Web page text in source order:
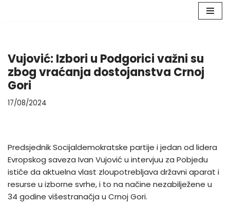
content
Vujović: Izbori u Podgorici važni su
zbog vraćanja dostojanstva Crnoj
Gori
17/08/2024
Predsjednik Socijaldemokratske partije i jedan od lidera
Evropskog saveza Ivan Vujović u intervjuu za Pobjedu
ističe da aktuelna vlast zloupotrebljava državni aparat i
resurse u izborne svrhe, i to na načine nezabilježene u
34 godine višestranačja u Crnoj Gori.